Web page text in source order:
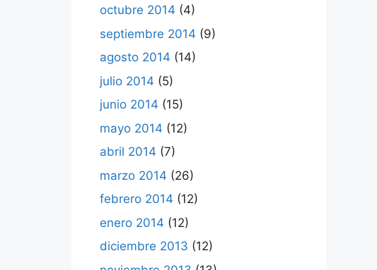
octubre 2014 (4)
septiembre 2014 (9)
agosto 2014 (14)
julio 2014 (5)
junio 2014 (15)
mayo 2014 (12)
abril 2014 (7)
marzo 2014 (26)
febrero 2014 (12)
enero 2014 (12)
diciembre 2013 (12)